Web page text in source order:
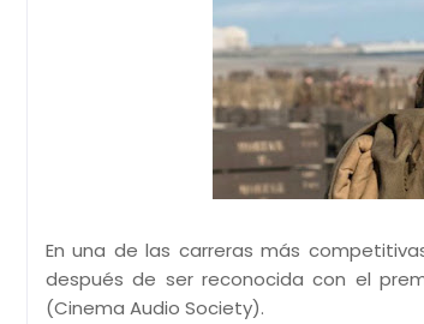
En una de las carreras más
después de ser reconocida con el
(Cinema Audio Society).